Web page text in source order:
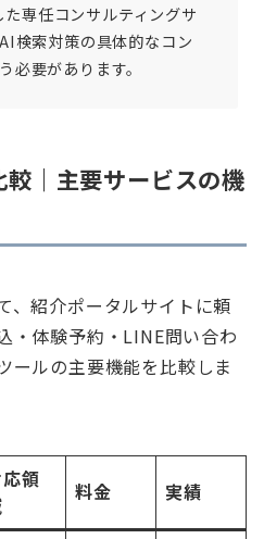
専任コンサルティングサ
検索対策の具体的なコン
必要があります。
｜主要サービスの機
、紹介ポータルサイトに頼
・体験予約・LINE問い合わ
ールの主要機能を比較しま
領
料金 実績